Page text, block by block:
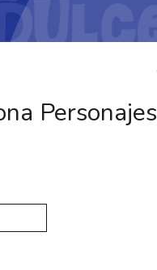
Personajes